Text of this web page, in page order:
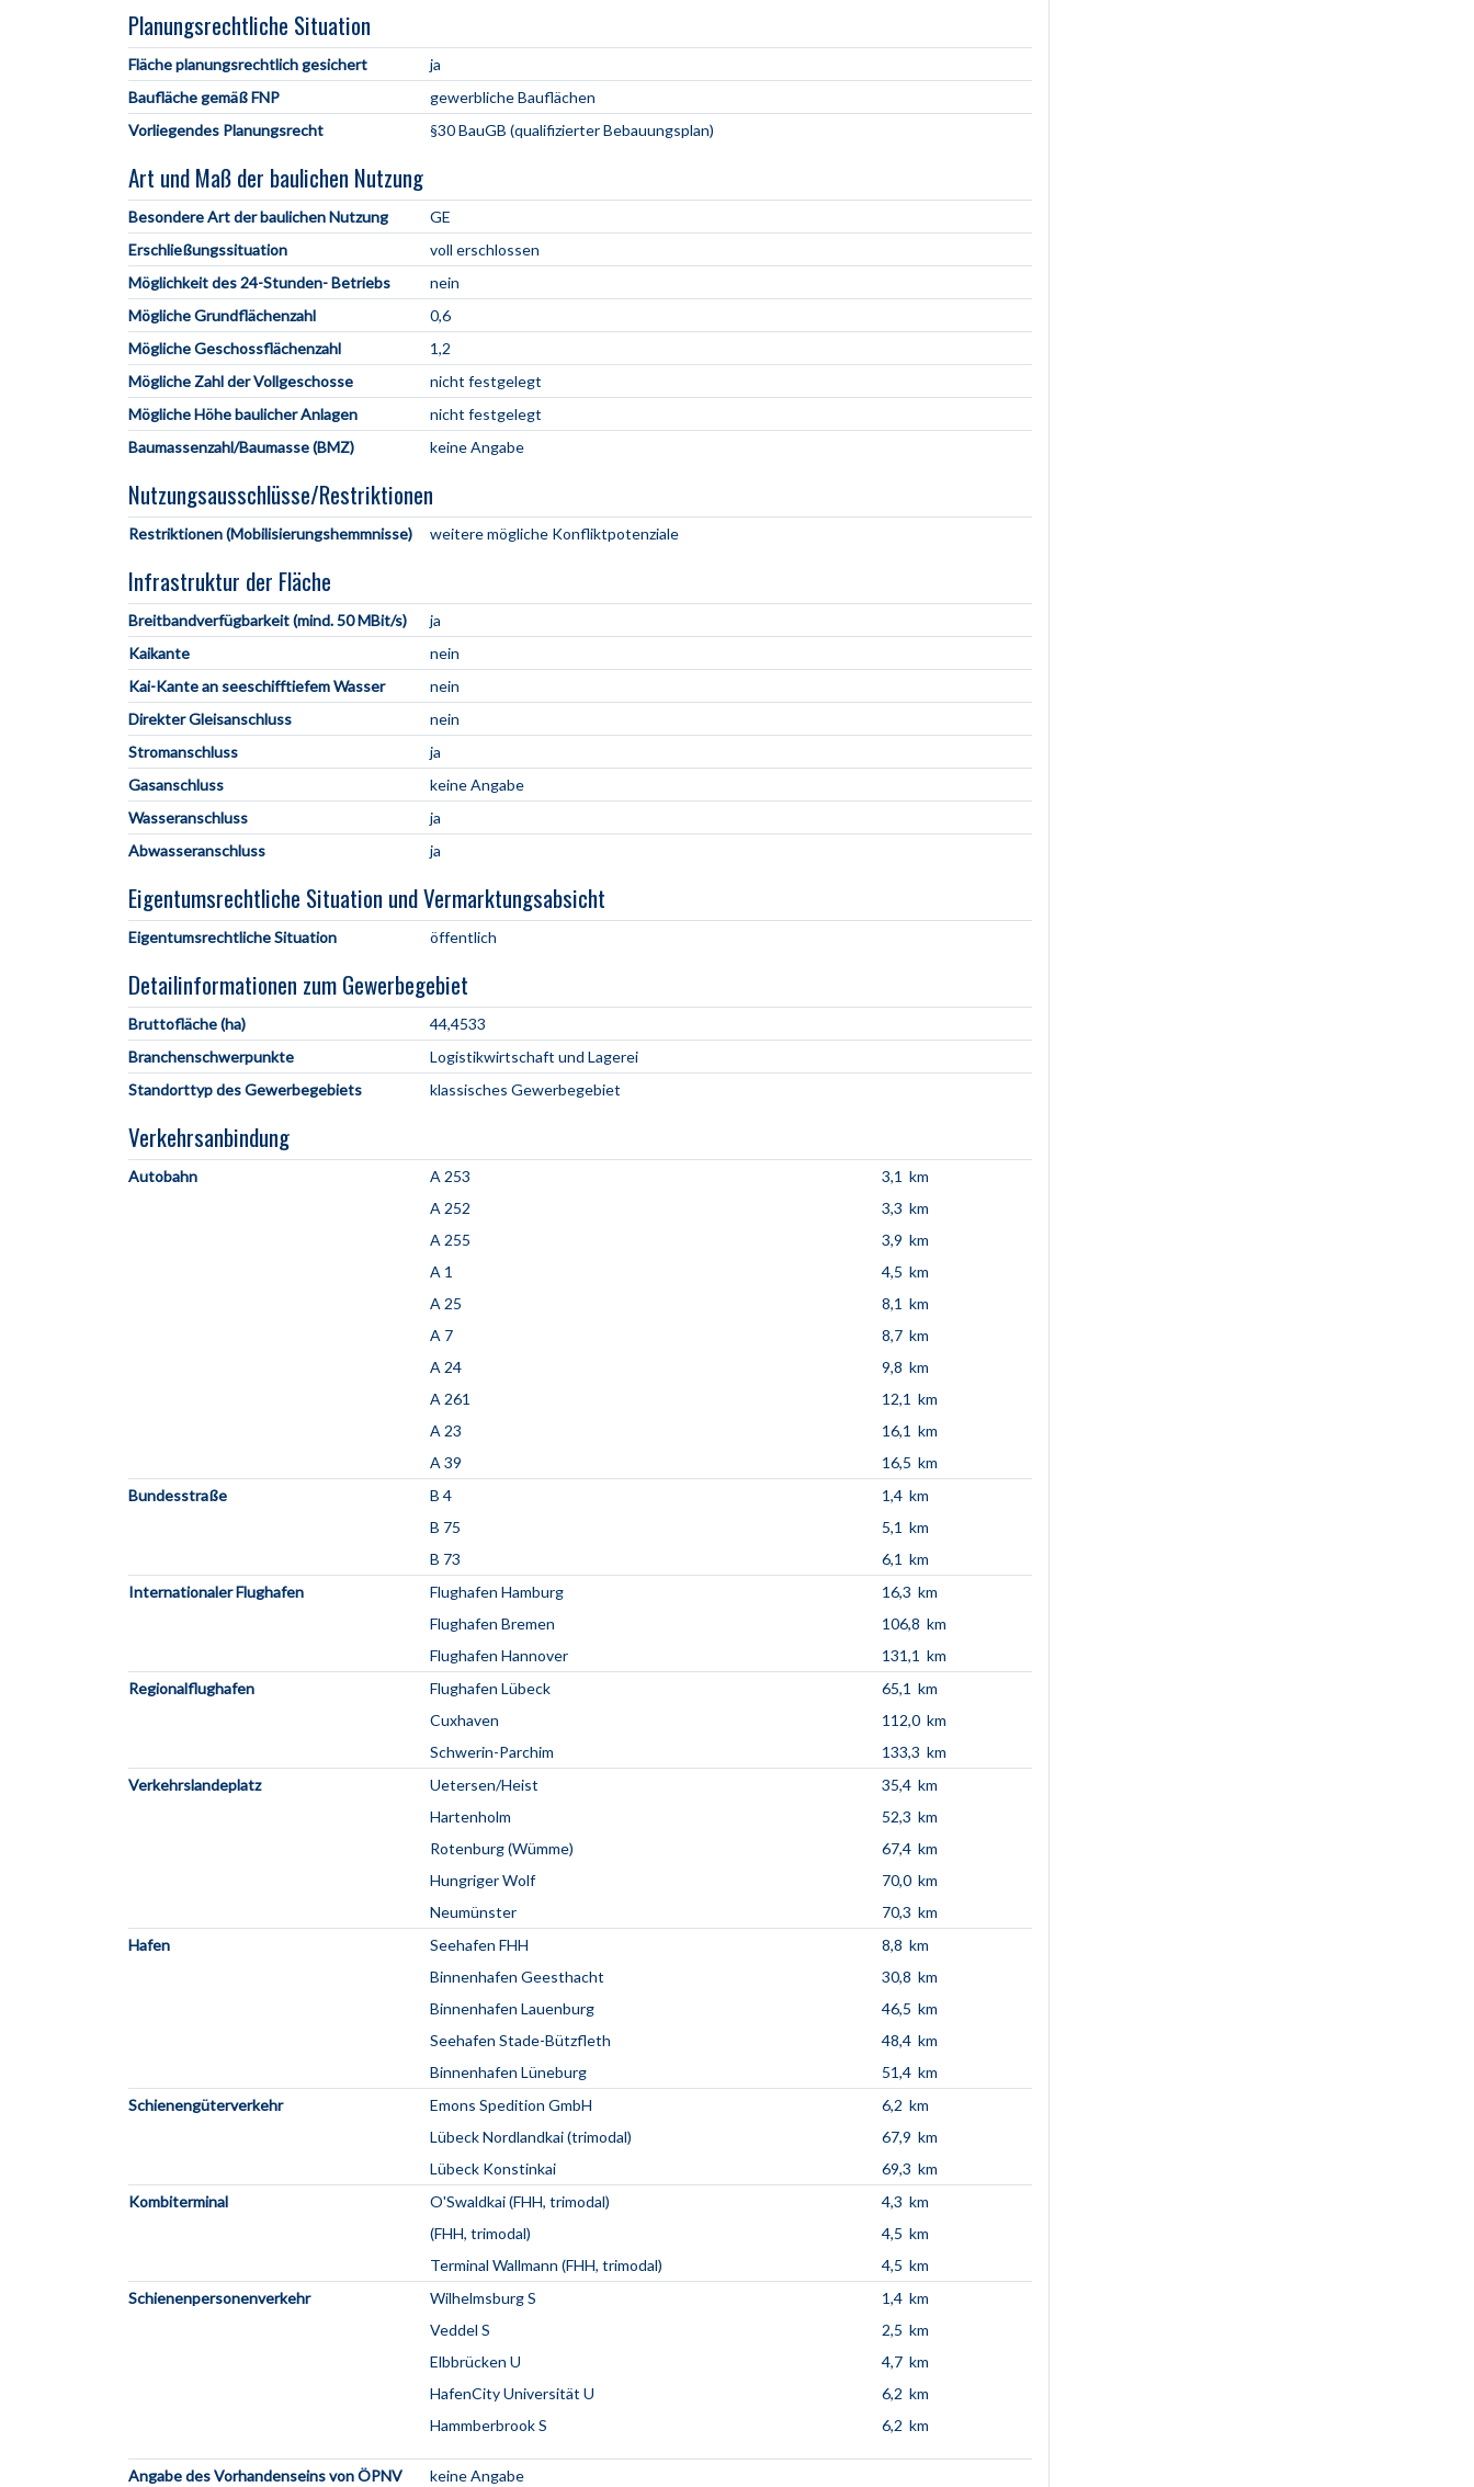
Planungsrechtliche Situation
Fläche planungsrechtlich gesichert
ja
Baufläche gemäß FNP
gewerbliche Bauflächen
Vorliegendes Planungsrecht
§30 BauGB (qualifizierter Bebauungsplan)
Art und Maß der baulichen Nutzung
Besondere Art der baulichen Nutzung
GE
Erschließungssituation
voll erschlossen
Möglichkeit des 24-Stunden- Betriebs
nein
Mögliche Grundflächenzahl
0,6
Mögliche Geschossflächenzahl
1,2
Mögliche Zahl der Vollgeschosse
nicht festgelegt
Mögliche Höhe baulicher Anlagen
nicht festgelegt
Baumassenzahl/Baumasse (BMZ)
keine Angabe
Nutzungsausschlüsse/Restriktionen
Restriktionen (Mobilisierungshemmnisse) weitere mögliche Konfliktpotenziale
Infrastruktur der Fläche
Breitbandverfügbarkeit (mind. 50 MBit/s)
ja
Kaikante
nein
Kai-Kante an seeschifftiefem Wasser
nein
Direkter Gleisanschluss
nein
Stromanschluss
ja
Gasanschluss
keine Angabe
Wasseranschluss
ja
Abwasseranschluss
ja
Eigentumsrechtliche Situation und Vermarktungsabsicht
Eigentumsrechtliche Situation öffentlich
Detailinformationen zum Gewerbegebiet
Bruttofläche (ha)
44,4533
Branchenschwerpunkte
Logistikwirtschaft und Lagerei
Standorttyp des Gewerbegebiets
klassisches Gewerbegebiet
Verkehrsanbindung
Autobahn A 253
3,1 km
A 252
3,3 km
A 255
3,9 km
A 1
4,5 km
A 25
8,1 km
A 7
8,7 km
A 24
9,8 km
A 261
12,1 km
A 23
16,1 km
A 39
16,5 km
Bundesstraße
B 4
1,4 km
B 75
5,1 km
B 73
6,1 km
Internationaler Flughafen
Flughafen Hamburg
16,3 km
Flughafen Bremen
106,8 km
Flughafen Hannover
131,1 km
Regionalflughafen
Flughafen Lübeck
65,1 km
Cuxhaven
112,0 km
Schwerin-Parchim
133,3 km
Verkehrslandeplatz
Uetersen/Heist
35,4 km
Hartenholm
52,3 km
Rotenburg (Wümme)
67,4 km
Hungriger Wolf
70,0 km
Neumünster
70,3 km
Hafen
Seehafen FHH
8,8 km
Binnenhafen Geesthacht
30,8 km
Binnenhafen Lauenburg
46,5 km
Seehafen Stade-Bützfleth
48,4 km
Binnenhafen Lüneburg
51,4 km
Schienengüterverkehr
Emons Spedition GmbH
6,2 km
Lübeck Nordlandkai (trimodal)
67,9 km
Lübeck Konstinkai
69,3 km
Kombiterminal
O'Swaldkai (FHH, trimodal)
4,3 km
(FHH, trimodal)
4,5 km
Terminal Wallmann (FHH, trimodal)
4,5 km
Schienenpersonenverkehr
Wilhelmsburg S
1,4 km
Veddel S
2,5 km
Elbbrücken U
4,7 km
HafenCity Universität U
6,2 km
Hammberbrook S
6,2 km
Angabe des Vorhandenseins von ÖPNV keine Angabe